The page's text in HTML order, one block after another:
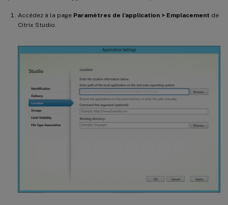
Accédez à la page Paramètres de l’application > Emplacement de
Citrix Studio.